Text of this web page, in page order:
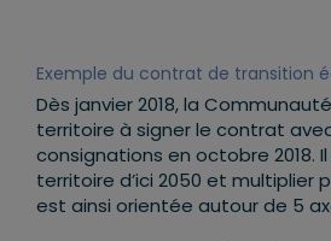
Exemple du contrat de transition
Dès janvier 2018, la
territoire à signer le contrat
consignations en octobre 2018.
territoire d’ici 2050 et multiplier
est ainsi orientée autour de 5